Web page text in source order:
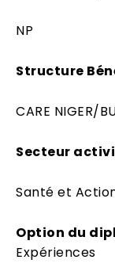
NP
Structure
CARE NIGER/
Secteur
Santé et
Option du
Expériences